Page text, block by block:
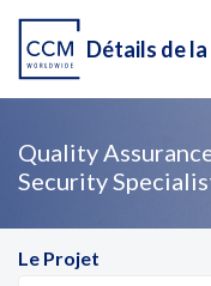
Détails de la
Quality
Security
Le Projet